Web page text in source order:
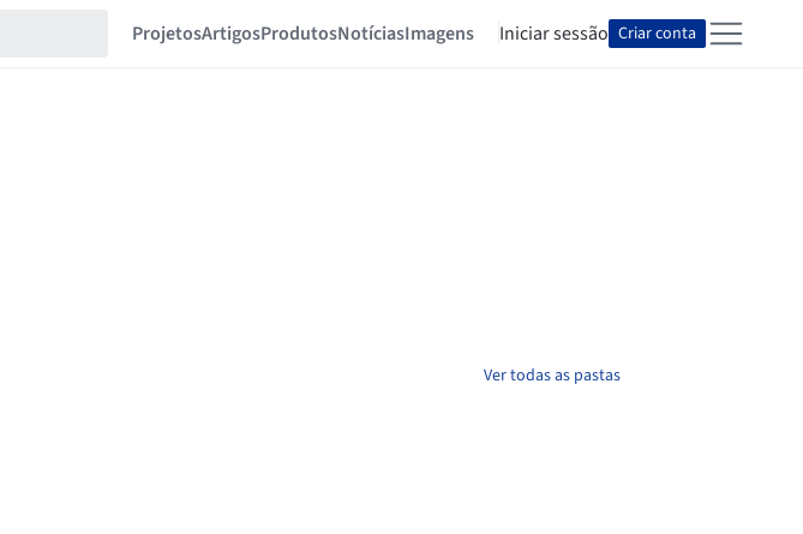
ProjetosArtigosProdutosNotíciasImagens Iniciar sessão Criar conta
Ver todas as pastas